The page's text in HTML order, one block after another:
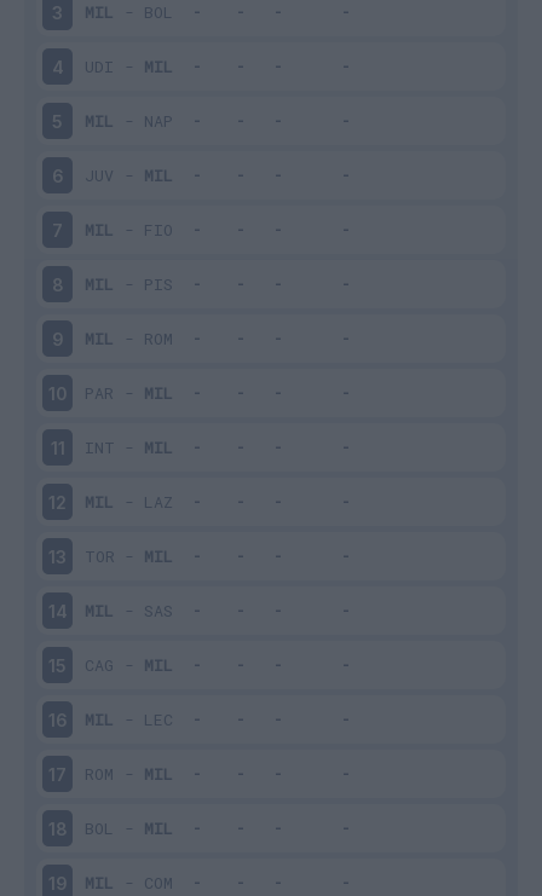
3 MIL - BOL
4 UDI - MIL
5 MIL - NAP
6 JUV - MIL
7 MIL - FIO
8 MIL - PIS
9 MIL - ROM
10 PAR - MIL
11 INT - MIL
12 MIL - LAZ
13 TOR - MIL
14 MIL - SAS
15 CAG - MIL
16 MIL - LEC
17 ROM - MIL
18 BOL - MIL
19 MIL - COM